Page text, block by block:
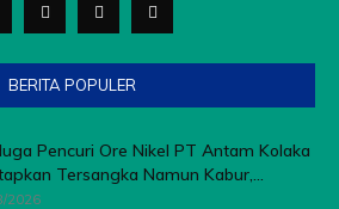
BERITA POPULER
Pencuri Ore Nikel PT Antam Kolaka
Tersangka Namun Kabur,...
2026